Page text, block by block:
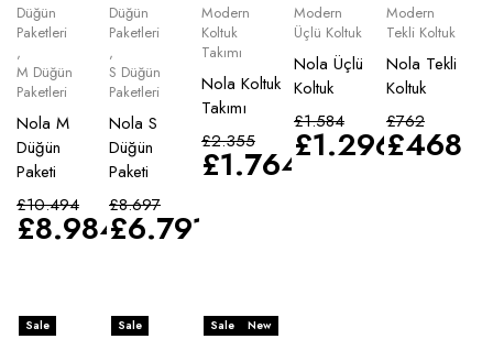
Düğün
Paketleri
,
M Düğün
Paketleri
Nola M
Düğün
Paketi
£10.494
£8.984
Düğün
Paketleri
,
S Düğün
Paketleri
Nola S
Düğün
Paketi
£8.697
£6.791
Modern
Koltuk
Takımı
Nola Koltuk
Takımı
£2.355
£1.764
Modern
Üçlü Koltuk
Nola Üçlü
Koltuk
£1.584
£1.296
Modern
Tekli Koltuk
Nola Tekli
Koltuk
£762
£468
Sale Sale Sale New